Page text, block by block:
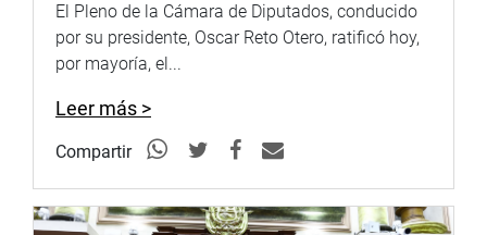
Heraldo :goo.gl/Ty5Tto
https://goo.gl/s5t7XN
YouTube:https://goo.gl/VBXBNk
El Pleno de la Cámara de Diputados, conducido
por su presidente, Oscar Reto Otero, ratificó hoy,
por mayoría, el...
Leer más >
Compartir